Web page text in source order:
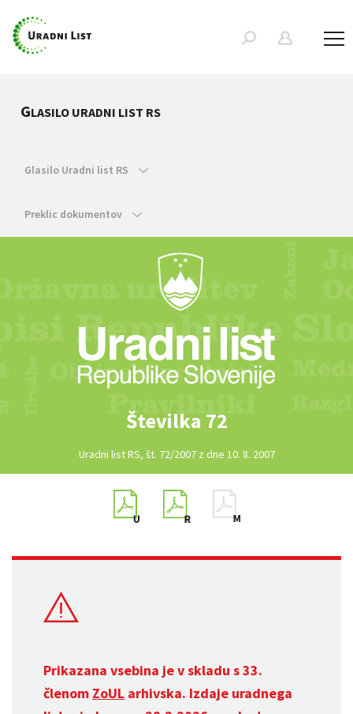
GLASILO URADNI LIST RS
Glasilo Uradni list RS
Preklic dokumentov
Številka 72
Uradni list RS, št. 72/2007 z dne 10. 8. 2007
Prikazana vsebina je v skladu s 33.
členom ZoUL arhivska. Izdaje uradnega